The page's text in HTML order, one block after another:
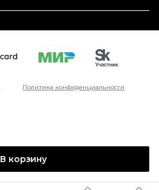
В корзину
Политика конфиденциальности